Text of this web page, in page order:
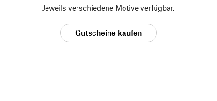
Jeweils verschiedene Motive verfügbar.
Gutscheine kaufen